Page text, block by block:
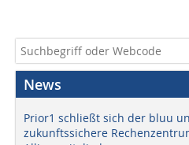
News
Prior1 schließt sich der bluu
zukunftssichere